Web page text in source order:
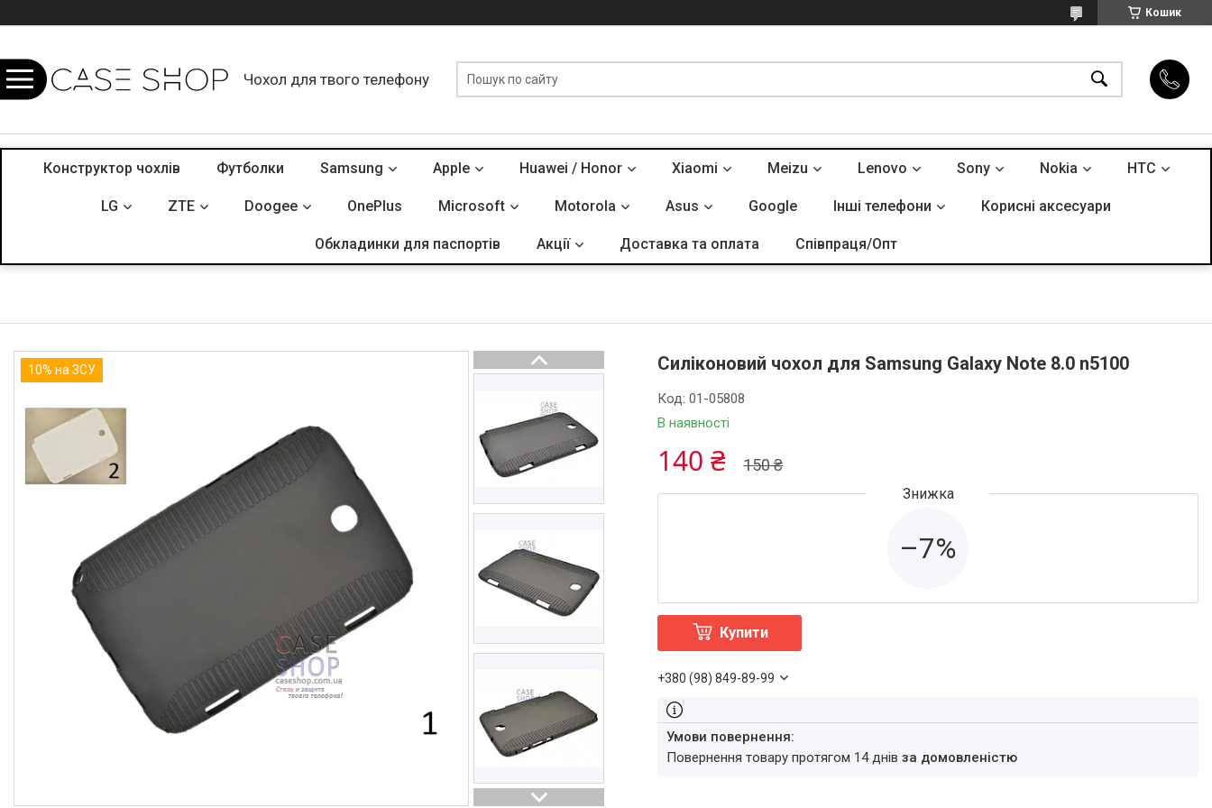
Кошик
Чохол для твого телефону
Конструктор чохлів Футболки Samsung Apple Huawei / Honor Xiaomi Meizu Lenovo Sony Nokia HTC
LG ZTE Doogee OnePlus Microsoft Motorola Asus Google Інші телефони Корисні аксесуари
Обкладинки для паспортів Акції Доставка та оплата Співпраця/Опт
10% на ЗСУ Силіконовий чохол для Samsung Galaxy Note 8.0 n5100
В наявності
Код:01-05808
150 ₴
140 ₴
–7%
Купити
+380 (98) 849-89-99
повернення товару протягом 14 днівза домовленістю